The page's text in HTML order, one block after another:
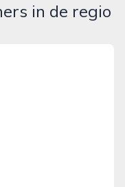
in de regio